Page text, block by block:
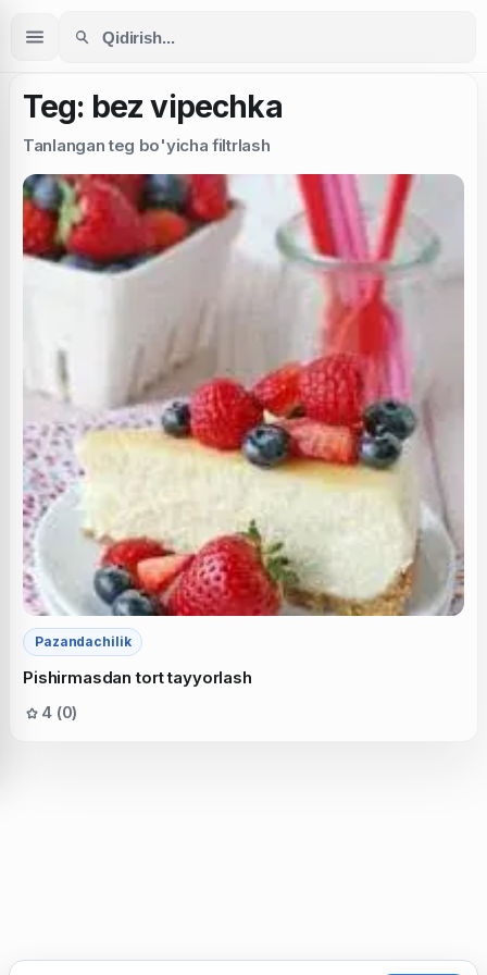
Teg: bez vipechka
Tanlangan teg bo'yicha filtrlash
Pazandachilik
Pishirmasdan tort tayyorlash
4 (0)